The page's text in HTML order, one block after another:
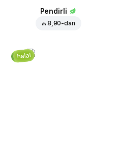
Pendirli
₼ 8,90-dan
halal